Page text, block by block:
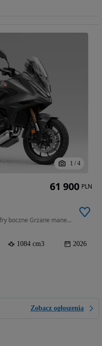
1 / 4
1084 cm3 • 102 KM • 1100 MT 2026 Kufry boczne Grzane manetki
1084 cm3 2026
Zobacz ogłoszenia
61 900 PLN